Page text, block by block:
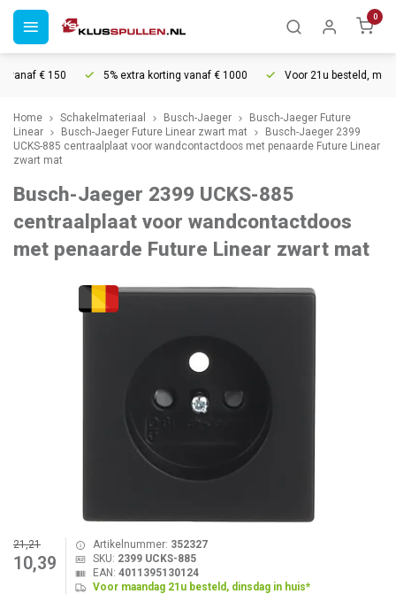
0
€ 150 5% extra korting vanaf € 1000 Voor 21u besteld,
Home Schakelmateriaal Busch-Jaeger
Busch-Jaeger Future
Linear
Busch-Jaeger Future Linear zwart mat
Busch-Jaeger 2399
UCKS-885 centraalplaat voor wandcontactdoos met penaarde Future Linear
zwart mat
Busch-Jaeger 2399 UCKS-885
centraalplaat voor wandcontactdoos
met penaarde Future Linear zwart mat
21,21
10,39
Artikelnummer: 352327
SKU: 2399 UCKS-885
EAN: 4011395130124
Voor maandag 21u besteld, dinsdag in huis*